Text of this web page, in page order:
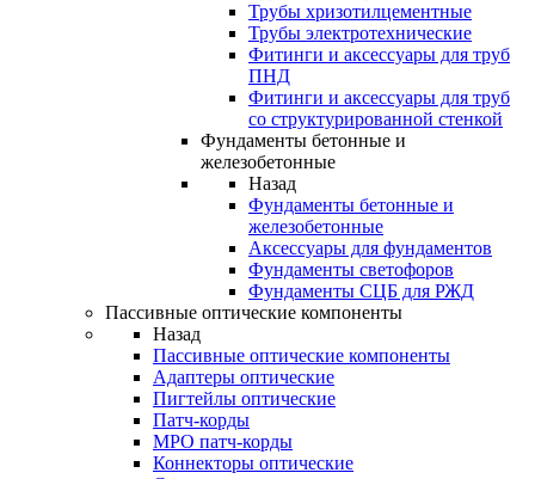
Трубы хризотилцементные
Трубы электротехнические
Фитинги и аксессуары для труб
ПНД
Фитинги и аксессуары для труб
со структурированной стенкой
Фундаменты бетонные и
железобетонные
Назад
Фундаменты бетонные и
железобетонные
Аксессуары для фундаментов
Фундаменты светофоров
Фундаменты СЦБ для РЖД
Пассивные оптические компоненты
Назад
Пассивные оптические компоненты
Адаптеры оптические
Пигтейлы оптические
Патч-корды
MPO патч-корды
Коннекторы оптические